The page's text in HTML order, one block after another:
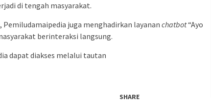
di tengah masyarakat.
juga menghadirkan layanan chatbot“Ayo
berinteraksi langsung.
dapat diakses melalui tautan
SHARE